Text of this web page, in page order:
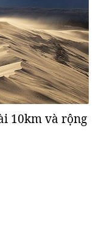
10km và rộng